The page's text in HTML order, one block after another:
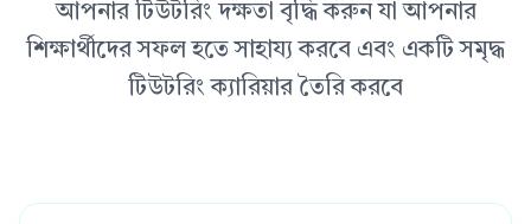
আপনার টিউটরিং দক্ষতা বৃদ্ধি করুন যা আপনার
শিক্ষার্থীদের সফল হতে সাহায্য করবে এবং একটি সমৃদ্ধ
টিউটরিং ক্যারিয়ার তৈরি করবে